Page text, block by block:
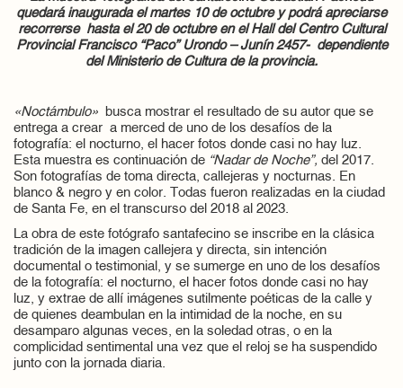
quedará inaugurada el martes 10 de octubre y podrá apreciarse
recorrerse hasta el 20 de octubre en el Hall del Centro Cultural
Provincial Francisco “Paco” Urondo – Junín 2457- dependiente
del Ministerio de Cultura de la provincia.
«Noctámbulo» busca mostrar el resultado de su autor que se
entrega a crear a merced de uno de los desafíos de la
fotografía: el nocturno, el hacer fotos donde casi no hay luz.
Esta muestra es continuación de “Nadar de Noche”, del 2017.
Son fotografías de toma directa, callejeras y nocturnas. En
blanco & negro y en color. Todas fueron realizadas en la ciudad
de Santa Fe, en el transcurso del 2018 al 2023.
La obra de este fotógrafo santafecino se inscribe en la clásica
tradición de la imagen callejera y directa, sin intención
documental o testimonial, y se sumerge en uno de los desafíos
de la fotografía: el nocturno, el hacer fotos donde casi no hay
luz, y extrae de allí imágenes sutilmente poéticas de la calle y
de quienes deambulan en la intimidad de la noche, en su
desamparo algunas veces, en la soledad otras, o en la
complicidad sentimental una vez que el reloj se ha suspendido
junto con la jornada diaria.